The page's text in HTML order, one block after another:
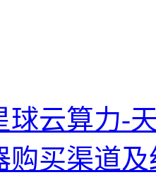
球云算力-
购买渠道